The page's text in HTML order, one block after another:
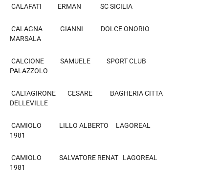
CALAFATI ERMAN SC SICILIA
CALAGNA GIANNI DOLCE ONORIO
MARSALA
CALCIONE SAMUELE SPORT CLUB
PALAZZOLO
CALTAGIRONE CESARE BAGHERIA CITTA
DELLEVILLE
CAMIOLO LILLO ALBERTO LAGOREAL
1981
CAMIOLO SALVATORE RENAT LAGOREAL
1981